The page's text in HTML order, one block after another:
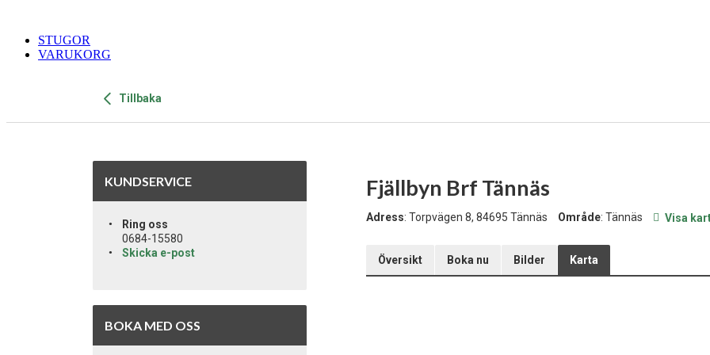
STUGOR
VARUKORG
Tillbaka
Fjällbyn Brf Tännäs
Adress: Torpvägen 8, 84695 Tännäs Område: Tännäs Visa
Översikt Boka nu Bilder Karta
KUNDSERVICE
Ring oss
0684-15580
Skicka e-post
BOKA MED OSS